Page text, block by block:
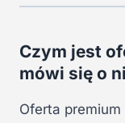
Czym jest
mówi się o
Oferta